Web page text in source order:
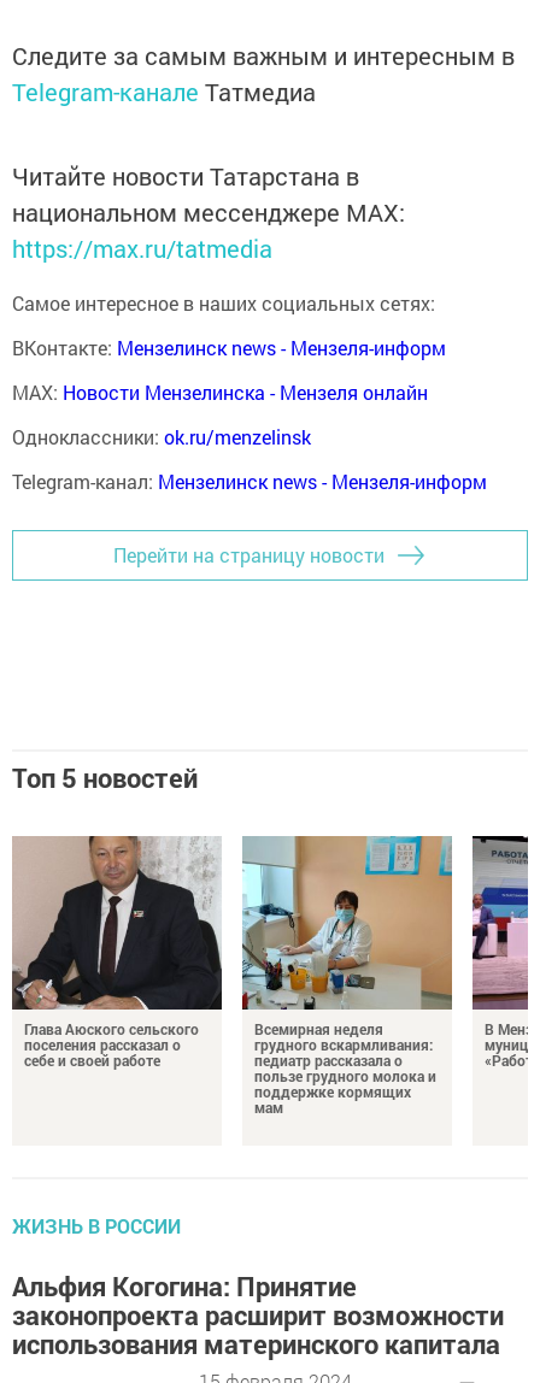
Следите за самым важным и интересным в
Telegram-канале Татмедиа
Читайте новости Татарстана в
национальном мессенджере MАХ:
https://max.ru/tatmedia
Самое интересное в наших социальных сетях:
ВКонтакте: Мензелинск news - Мензеля-информ
MAX: Новости Мензелинска - Мензеля онлайн
Одноклассники: ok.ru/menzelinsk
Telegram-канал: Мензелинск news - Мензеля-информ
Перейти на страницу новости
Топ 5 новостей
Глава Аюского сельского
поселения рассказал о
себе и своей работе
Всемирная неделя
грудного вскармливания:
педиатр рассказала о
пользе грудного молока и
поддержке кормящих
мам
В
ЖИЗНЬ В РОССИИ
Альфия Когогина: Принятие
законопроекта расширит возможности
использования материнского капитала